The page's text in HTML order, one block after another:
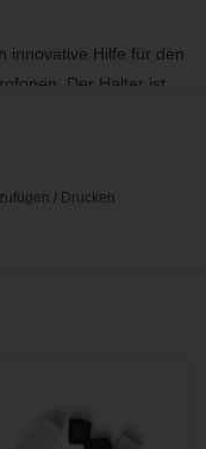
innovative Hilfe für den
Der Halter ist
/ Drucken